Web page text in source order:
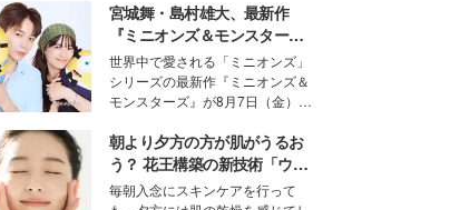
宮城舞・島村雄大、最新作
『ミニオンズ＆モンスター
ズ』の魅力熱弁 ハチャメチャ
だけじゃない“友情と絆”に感
動
世界中で愛される「ミニオンズ」
シリーズの最新作『ミニオンズ＆
モンスターズ』が8月7日（金）に
ニオン好き”という共通点を持つモ
デルの宮城舞と島村雄大の特別対
談をお届け！それぞれの視点か
ら、今作ならではの魅力や予想外
朝より夕方の方が肌がうるお
う？ 花王構築の新技術「ウォ
ーターキャプチャリングスキ
毎朝入念にスキンケアを行って